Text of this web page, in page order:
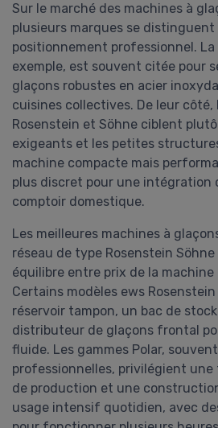
Sur le marché des machines à
plusieurs marques se distinguent
positionnement professionnel. La
exemple, est souvent citée pour
glaçons robustes en acier
cuisines collectives. De leur côté,
Rosenstein et Söhne ciblent
exigeants et les petites
machine compacte mais
plus discret pour une intégration
comptoir domestique.
Les meilleures machines à
réseau de type Rosenstein
équilibre entre prix de la
Certains modèles ews
réservoir tampon, un bac de
distributeur de glaçons frontal
fluide. Les gammes Polar,
professionnelles, privilégient
de production et une
usage intensif quotidien, avec